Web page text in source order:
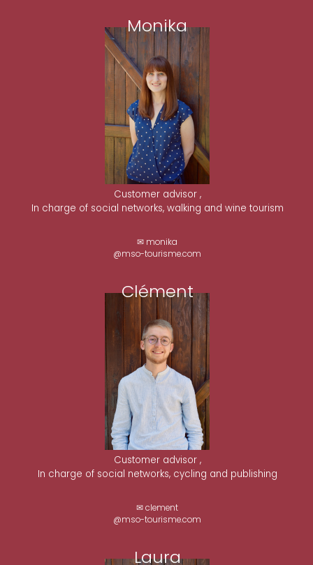
Monika
Customer advisor ,
In charge of social networks, walking and wine tourism
✉ monika
@mso-tourisme.com
Clément
Customer advisor ,
In charge of social networks, cycling and publishing
✉ clement
@mso-tourisme.com
Laura